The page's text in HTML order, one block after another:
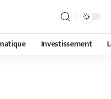
Investissement